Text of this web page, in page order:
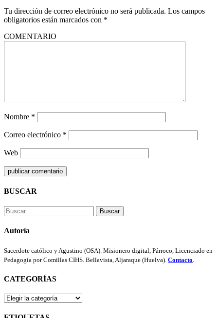
Tu dirección de correo electrónico no será publicada. Los campos
obligatorios están marcados con *
COMENTARIO
Nombre *
Correo electrónico *
Web
BUSCAR
Buscar:
Autoría
Sacerdote católico y Agustino (OSA). Misionero digital, Párroco, Licenciado en
Pedagogía por Comillas CIHS. Bellavista, Aljaraque (Huelva). Contacto
CATEGORÍAS
CATEGORÍAS